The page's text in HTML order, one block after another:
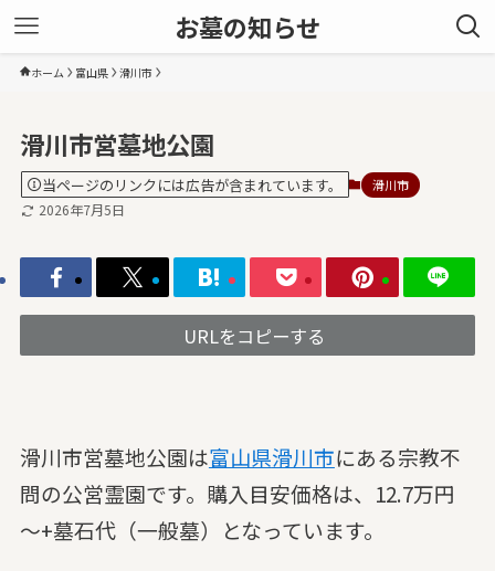
お墓の知らせ
ホーム 富山県 滑川市
滑川市営墓地公園
当ページのリンクには広告が含まれています。 滑川市
2026年7月5日
URLをコピーする
滑川市営墓地公園は富山県滑川市にある宗教不
問の公営霊園です。購入目安価格は、12.7万円
～+墓石代（一般墓）となっています。